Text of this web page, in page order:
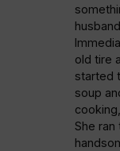
old tire
started
soup
She